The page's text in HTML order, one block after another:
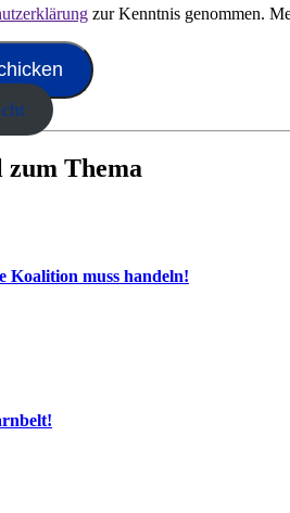
zur Kenntnis genommen.
Thema
muss handeln!